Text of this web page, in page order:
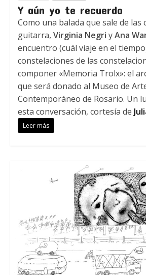
Y aún yo te recuerdo
Como una balada que sale de las
guitarra, Virginia Negri yAna
encuentro (cuál viaje en el
constelaciones de las
componer «Memoria Trolx»: el
que será donado al Museo de
Contemporáneo de Rosario. Un
esta conversación, cortesía de
Leer más